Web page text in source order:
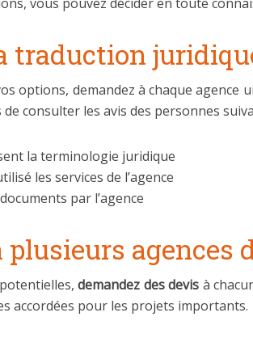
traduction
options, demandez à chaque agence
de consulter les avis des personnes
la terminologie juridique
les services de l’agence
par l’agence
plusieurs
demandez des devis à
accordées pour les projets importants.